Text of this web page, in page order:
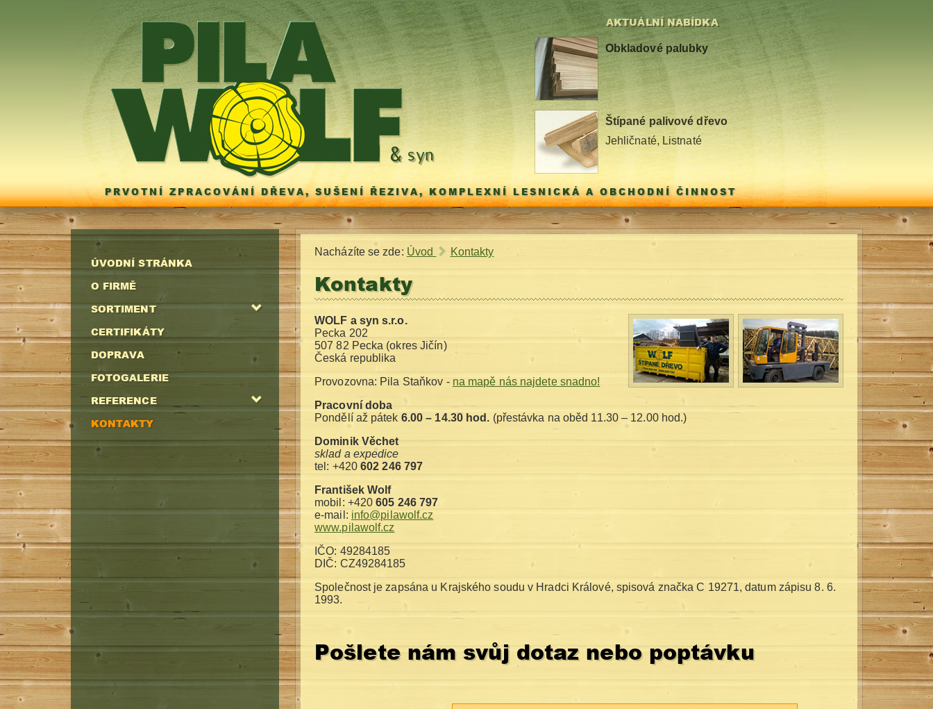
AKTUÁLNÍ NABÍDKA
Obkladové palubky
Štípané palivové dřevo
Jehličnaté, Listnaté
PRVOTNÍ ZPRACOVÁNÍ DŘEVA, SUŠENÍ ŘEZIVA, KOMPLEXNÍ LESNICKÁ A OBCHODNÍ ČINNOST
ÚVODNÍ STRÁNKA
O FIRMĚ
SORTIMENT
CERTIFIKÁTY
DOPRAVA
FOTOGALERIE
REFERENCE
KONTAKTY
Nacházíte se zde: Úvod Kontakty
Kontakty
WOLF a syn s.r.o.
Pecka 202
507 82 Pecka (okres Jičín)
Česká republika
Provozovna: Pila Staňkov - na mapě nás najdete snadno!
Pracovní doba
Pondělí až pátek 6.00 – 14.30 hod. (přestávka na oběd 11.30 – 12.00 hod.)
Dominik Věchet
sklad a expedice
tel: +420 602 246 797
František Wolf
mobil: +420605 246 797
e-mail: info@pilawolf.cz
www.pilawolf.cz
IČO: 49284185
DIČ: CZ49284185
Společnost je zapsána u Krajského soudu v Hradci Králové, spisová značka C 19271, datum zápisu 8. 6.
1993.
Pošlete nám svůj dotaz nebo poptávku